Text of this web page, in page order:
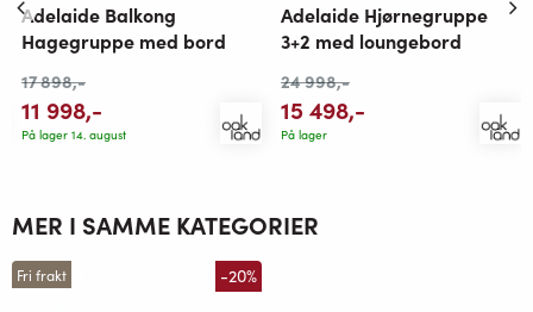
Adelaide Balkong
Hagegruppe med bord
17 898,-
11 998,-
På lager 14. august
Adelaide Hjørnegruppe
3+2 med loungebord
24 998,-
15 498,-
På lager
MER I SAMME KATEGORIER
Fri frakt -20%